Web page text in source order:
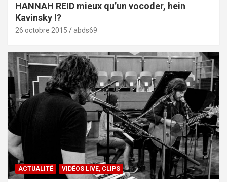
HANNAH REID mieux qu’un vocoder, hein
Kavinsky !?
26 octobre 2015 abds69
ACTUALITÉ VIDÉOS LIVE, CLIPS